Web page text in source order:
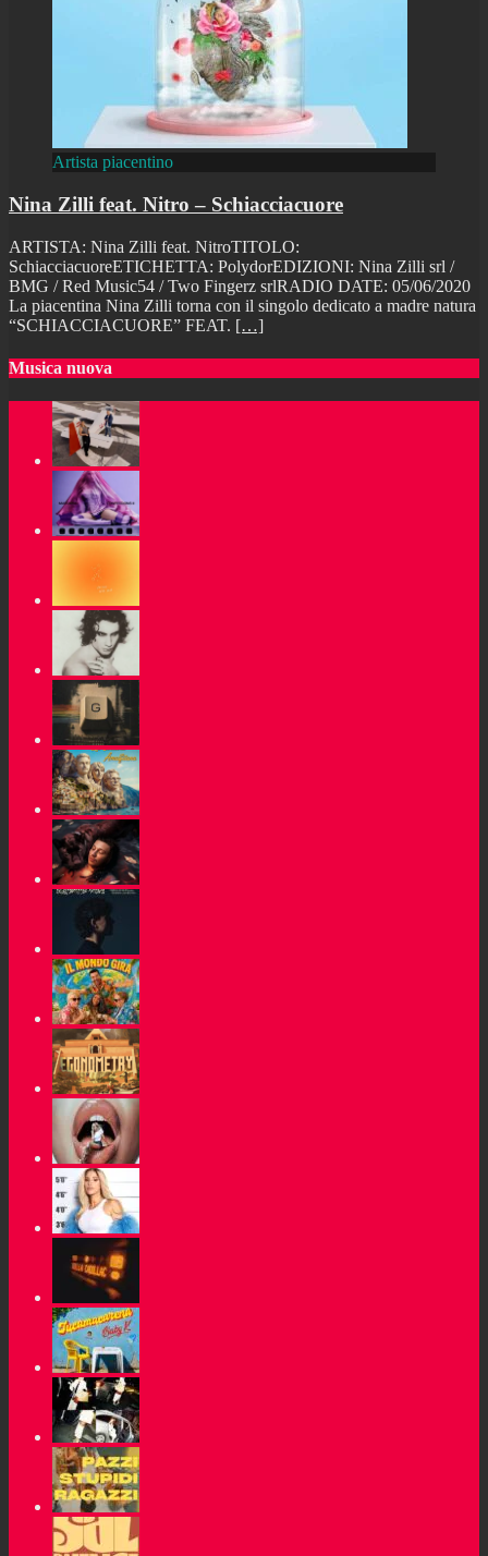
Artista piacentino
Nina Zilli feat. Nitro – Schiacciacuore
ARTISTA: Nina Zilli feat. NitroTITOLO:
SchiacciacuoreETICHETTA: PolydorEDIZIONI: Nina Zilli srl /
BMG / Red Music54 / Two Fingerz srlRADIO DATE: 05/06/2020
La piacentina Nina Zilli torna con il singolo dedicato a madre natura
“SCHIACCIACUORE” FEAT. […]
Musica nuova